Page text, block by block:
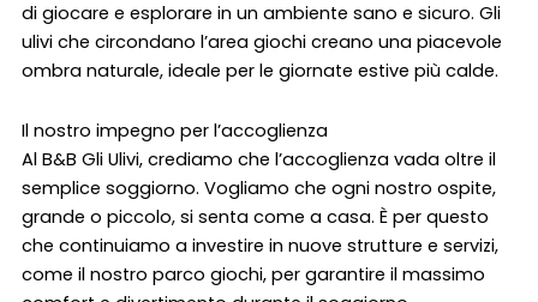
di giocare e esplorare in un ambiente sano e sicuro. Gli
ulivi che circondano l’area giochi creano una piacevole
ombra naturale, ideale per le giornate estive più calde.
Il nostro impegno per l’accoglienza
Al B&B Gli Ulivi, crediamo che l’accoglienza vada oltre il
semplice soggiorno. Vogliamo che ogni nostro ospite,
grande o piccolo, si senta come a casa. È per questo
che continuiamo a investire in nuove strutture e servizi,
come il nostro parco giochi, per garantire il massimo